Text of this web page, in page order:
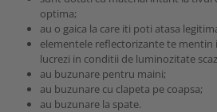
optima;
au o gaica la care iti poti atasa
elementele reflectorizante te mentin
lucrezi in conditii de luminozitate
au buzunare pentru maini;
au buzunare cu clapeta pe coapsa;
au buzunare la spate.